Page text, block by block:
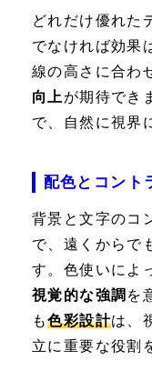
どれだけ優れた
でなければ効果
線の高さに合わ
向上 が期待でき
で、自然に視界
配色とコント
背景と文字のコ
で、遠くからで
す。色使いによ
視覚的な強調 を
も色彩設計は、
立に重要な役割